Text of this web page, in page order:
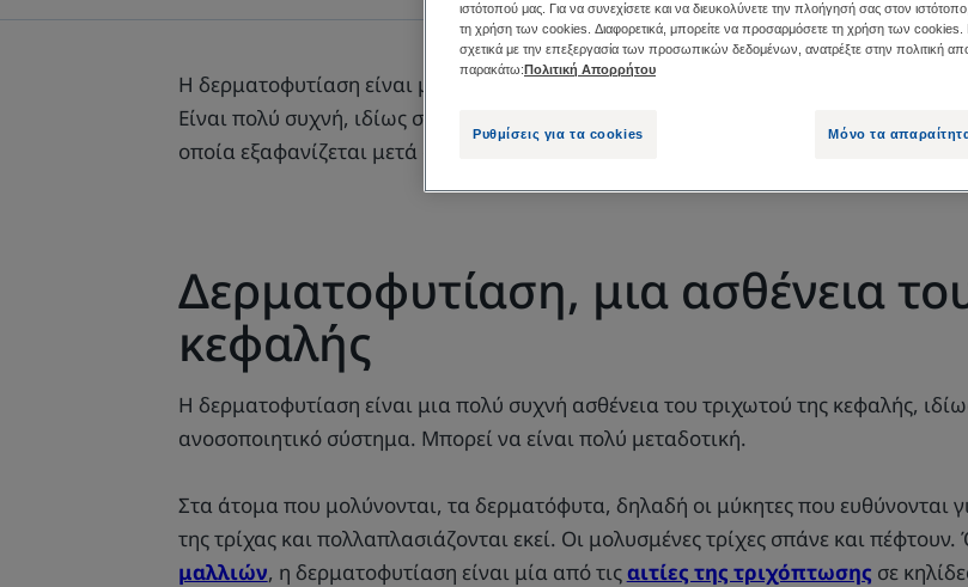
Η δερματοφυτίαση είναι μια λοίμωξη του τριχοθυλακίου στο τριχωτό της
Είναι πολύ συχνή, ιδίως στα παιδιά. Όσον αφορά τα μαλλιά, η δερματοφυτίαση
οποία εξαφανίζεται μετά από κατάλληλη θεραπεία στις περισσότερες περιπτώσεις.
Δερματοφυτίαση, μια ασθένεια
κεφαλής
Η δερματοφυτίαση είναι μια πολύ συχνή ασθένεια του τριχωτού της κεφαλής,
ανοσοποιητικό σύστημα. Μπορεί να είναι πολύ μεταδοτική.
Στα άτομα που μολύνονται, τα δερματόφυτα, δηλαδή οι μύκητες που ευθύνονται
της τρίχας και πολλαπλασιάζονται εκεί. Οι μολυσμένες τρίχες σπάνε και
μαλλιών, η δερματοφυτίαση είναι μία από τιςαιτίες της τριχόπτωσης σε
ιστότοπού μας. Για να συνεχίσετε και να διευκολύνετε την πλοήγησή σας στον
τη χρήση των cookies. Διαφορετικά, μπορείτε να προσαρμόσετε τη χρήση των cookies.
σχετικά με την επεξεργασία των προσωπικών δεδομένων, ανατρέξτε στην πολιτική
παρακάτω:Πολιτική Απορρήτου
Ρυθμίσεις για τα cookies Μόνο τα